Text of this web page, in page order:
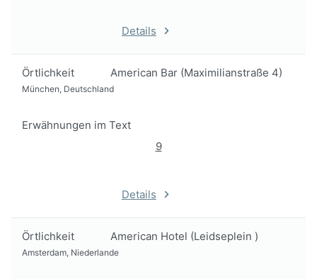
Details
Örtlichkeit American Bar (Maximilianstraße 4)
München, Deutschland
Erwähnungen im Text
9
Details
Örtlichkeit American Hotel (Leidseplein )
Amsterdam, Niederlande